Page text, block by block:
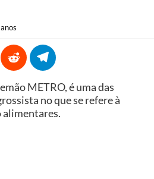
METRO, é uma das
no que se refere à
alimentares.